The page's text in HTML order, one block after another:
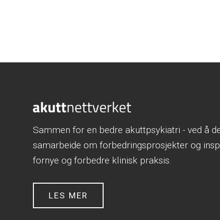
Sammen for en bedre akuttpsykiatri - ved å
samarbeide om forbedringsprosjekter og
fornye og forbedre klinisk praksis.
LES MER